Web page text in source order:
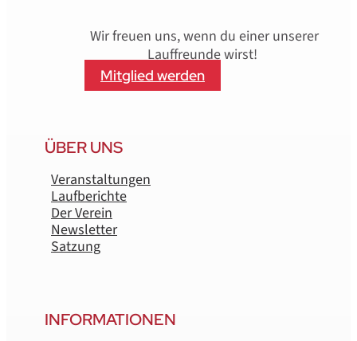
Wir freuen uns, wenn du einer unserer
Lauffreunde wirst!
Mitglied werden
ÜBER UNS
Veranstaltungen
Laufberichte
Der Verein
Newsletter
Satzung
INFORMATIONEN